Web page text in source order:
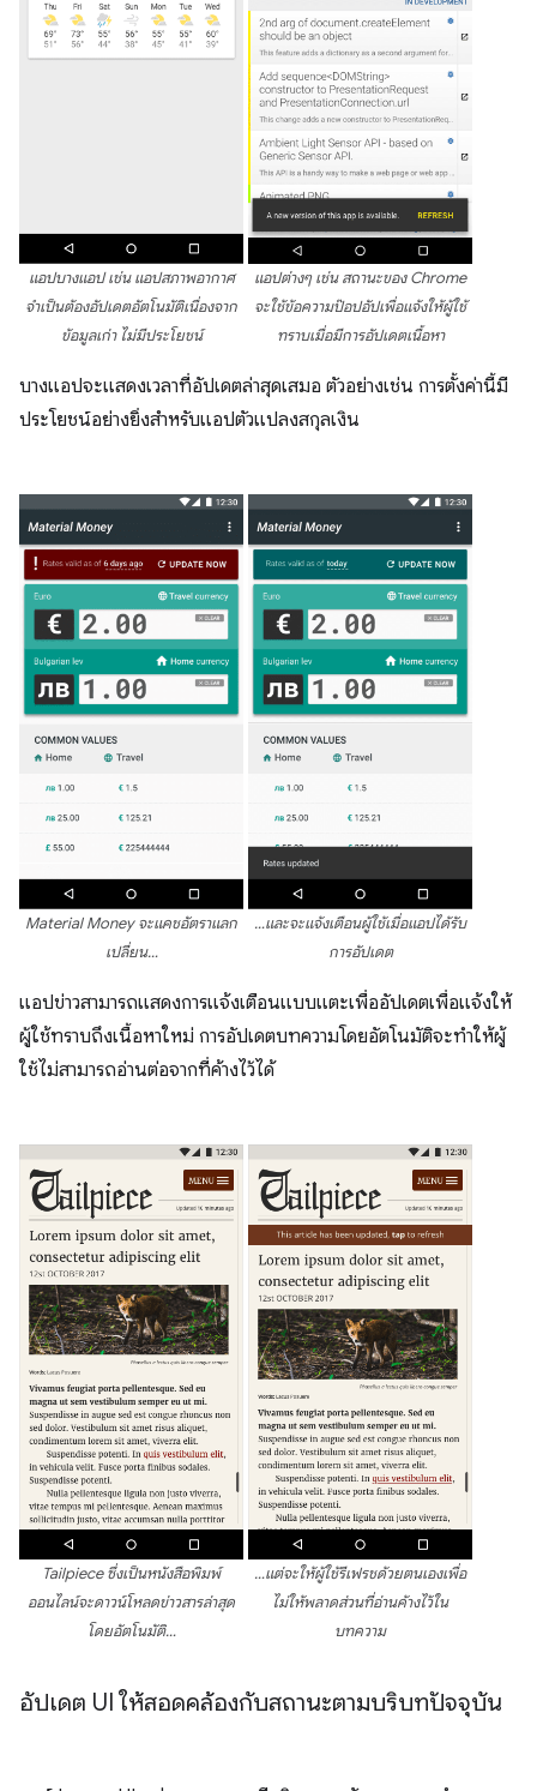
แอปบางแอป เช่น แอปสภาพอากาศ
จำเป็นต้องอัปเดตอัตโนมัติเนื่องจาก
ข้อมูลเก่า ไม่มีประโยชน์
แอปต่างๆ เช่น สถานะของ Chrome
จะใช้ข้อความป๊อปอัปเพื่อแจ้งให้ผู้ใช้
ทราบเมื่อมีการอัปเดตเนื้อหา
บางแอปจะแสดงเวลาที่อัปเดตล่าสุดเสมอ ตัวอย่างเช่น การตั้งค่านี้มี
ประโยชน์อย่างยิ่งสำหรับแอปตัวแปลงสกุลเงิน
Material Money จะแคชอัตราแลก
เปลี่ยน…
…และจะแจ้งเตือนผู้ใช้เมื่อแอปได้รับ
การอัปเดต
แอปข่าวสามารถแสดงการแจ้งเตือนแบบแตะเพื่ออัปเดตเพื่อแจ้งให้
ผู้ใช้ทราบถึงเนื้อหาใหม่ การอัปเดตบทความโดยอัตโนมัติจะทำให้ผู้
ใช้ไม่สามารถอ่านต่อจากที่ค้างไว้ได้
Tailpiece ซึ่งเป็นหนังสือพิมพ์
ออนไลน์จะดาวน์โหลดข่าวสารล่าสุด
โดยอัตโนมัติ…
…แต่จะให้ผู้ใช้รีเฟรชด้วยตนเองเพื่อ
ไม่ให้พลาดส่วนที่อ่านค้างไว้ใน
บทความ
อัปเดต UI ให้สอดคล้องกับสถานะตามบริบทปัจจุบัน